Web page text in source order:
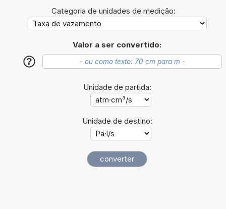
Categoria de unidades de medição:
Valor a ser convertido:
?
Unidade de partida:
Unidade de destino: